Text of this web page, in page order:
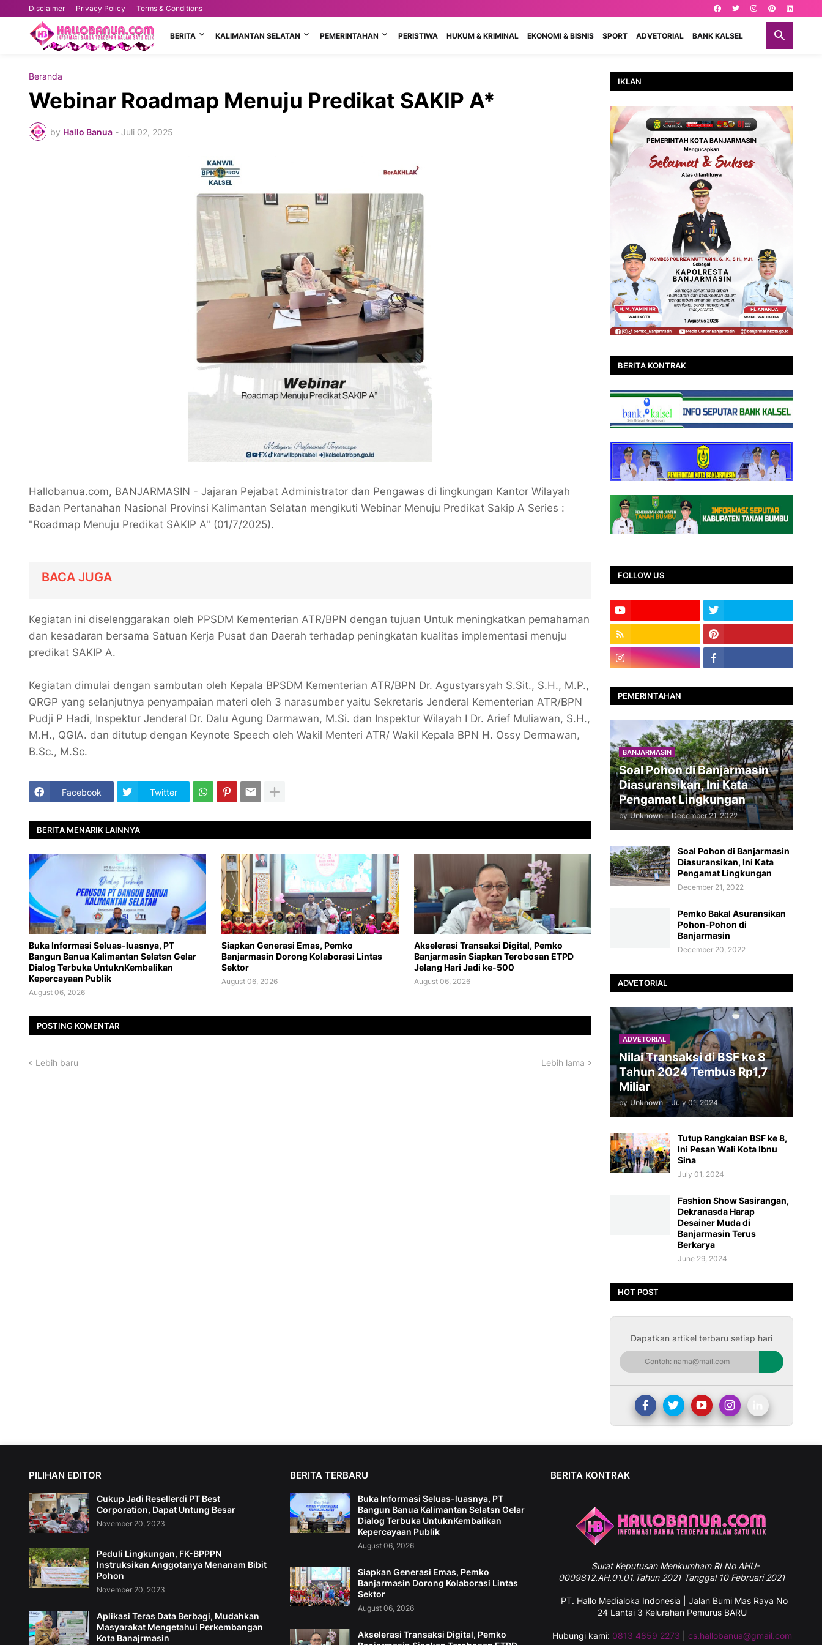
Disclaimer Privacy Policy Terms & Conditions
BERITA KALIMANTAN SELATAN PEMERINTAHAN PERISTIWA HUKUM & KRIMINAL EKONOMI & BISNIS SPORT ADVETORIAL BANK KALSEL
Beranda
Webinar Roadmap Menuju Predikat SAKIP A*
by Hallo Banua - Juli 02, 2025
Hallobanua.com, BANJARMASIN - Jajaran Pejabat Administrator dan Pengawas di lingkungan Kantor Wilayah
Badan Pertanahan Nasional Provinsi Kalimantan Selatan mengikuti Webinar Menuju Predikat Sakip A Series :
"Roadmap Menuju Predikat SAKIP A" (01/7/2025).
BACA JUGA
Kegiatan ini diselenggarakan oleh PPSDM Kementerian ATR/BPN dengan tujuan Untuk meningkatkan pemahaman
dan kesadaran bersama Satuan Kerja Pusat dan Daerah terhadap peningkatan kualitas implementasi menuju
predikat SAKIP A.
Kegiatan dimulai dengan sambutan oleh Kepala BPSDM Kementerian ATR/BPN Dr. Agustyarsyah S.Sit., S.H., M.P.,
QRGP yang selanjutnya penyampaian materi oleh 3 narasumber yaitu Sekretaris Jenderal Kementerian ATR/BPN
Pudji P Hadi, Inspektur Jenderal Dr. Dalu Agung Darmawan, M.Si. dan Inspektur Wilayah I Dr. Arief Muliawan, S.H.,
M.H., QGIA. dan ditutup dengan Keynote Speech oleh Wakil Menteri ATR/ Wakil Kepala BPN H. Ossy Dermawan,
B.Sc., M.Sc.
Facebook Twitter
BERITA MENARIK LAINNYA
Buka Informasi Seluas-luasnya, PT
Bangun Banua Kalimantan Selatsn Gelar
Dialog Terbuka UntuknKembalikan
Kepercayaan Publik
August 06, 2026
Siapkan Generasi Emas, Pemko
Banjarmasin Dorong Kolaborasi Lintas
Sektor
August 06, 2026
Akselerasi Transaksi Digital, Pemko
Banjarmasin Siapkan Terobosan ETPD
Jelang Hari Jadi ke-500
August 06, 2026
POSTING KOMENTAR
Lebih baru Lebih lama
IKLAN
BERITA KONTRAK
FOLLOW US
PEMERINTAHAN
BANJARMASIN
Soal Pohon di Banjarmasin
Diasuransikan, Ini Kata
Pengamat Lingkungan
by Unknown - December 21, 2022
Soal Pohon di Banjarmasin
Diasuransikan, Ini Kata
Pengamat Lingkungan
December 21, 2022
Pemko Bakal Asuransikan
Pohon-Pohon di
Banjarmasin
December 20, 2022
ADVETORIAL
ADVETORIAL
Nilai Transaksi di BSF ke 8
Tahun 2024 Tembus Rp1,7
Miliar
by Unknown - July 01, 2024
Tutup Rangkaian BSF ke 8,
Ini Pesan Wali Kota Ibnu
Sina
July 01, 2024
Fashion Show Sasirangan,
Dekranasda Harap
Desainer Muda di
Banjarmasin Terus
Berkarya
June 29, 2024
HOT POST
Dapatkan artikel terbaru setiap hari
PILIHAN EDITOR
Cukup Jadi Resellerdi PT Best
Corporation, Dapat Untung Besar
November 20, 2023
Peduli Lingkungan, FK-BPPPN
Instruksikan Anggotanya Menanam Bibit
Pohon
November 20, 2023
Aplikasi Teras Data Berbagi, Mudahkan
Masyarakat Mengetahui Perkembangan
Kota Banajrmasin
BERITA TERBARU
Buka Informasi Seluas-luasnya, PT
Bangun Banua Kalimantan Selatsn Gelar
Dialog Terbuka UntuknKembalikan
Kepercayaan Publik
August 06, 2026
Siapkan Generasi Emas, Pemko
Banjarmasin Dorong Kolaborasi Lintas
Sektor
August 06, 2026
Akselerasi Transaksi Digital, Pemko
BERITA KONTRAK
SuratKeputusan Menkumham RI No AHU-
0009812.AH.01.01.Tahun 2021 Tanggal 10 Februari 2021
PT. Hallo Medialoka Indonesia | Jalan Bumi Mas Raya No
24 Lantai 3 Kelurahan Pemurus BARU
Hubungi kami: 0813 4859 2273 cs.hallobanua@gmail.com